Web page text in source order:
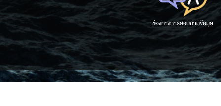
ช่องทางการสอบถามข้อมูล